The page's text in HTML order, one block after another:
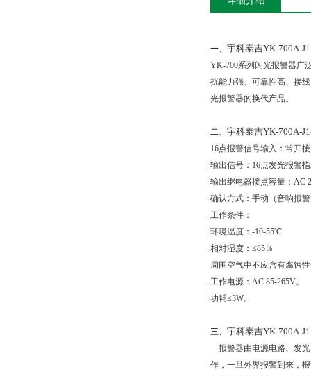
一、 宇科泰吉YK-700A-
YK-700系列闪光报警器广
扰能力强、可靠性高、接
光报警器的换代产品。
二、 宇科泰吉YK-700A-
16点报警信号输入：常开
输出信号：16点发光报警
输出继电器接点容量：AC
确认方式：手动（音响报
工作条件：
环境温度：-10-55℃
相对湿度：≤85％
周围空气中不应含有腐蚀
工作电源：AC 85-265V。
功耗≤3W。
三、 宇科泰吉YK-700A-
报警器由电源电路、发
作，一旦外界报警到来，